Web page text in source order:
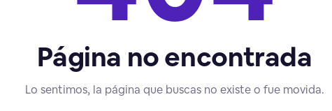
Página no encontrada
Lo sentimos, la página que buscas no existe o fue movida.